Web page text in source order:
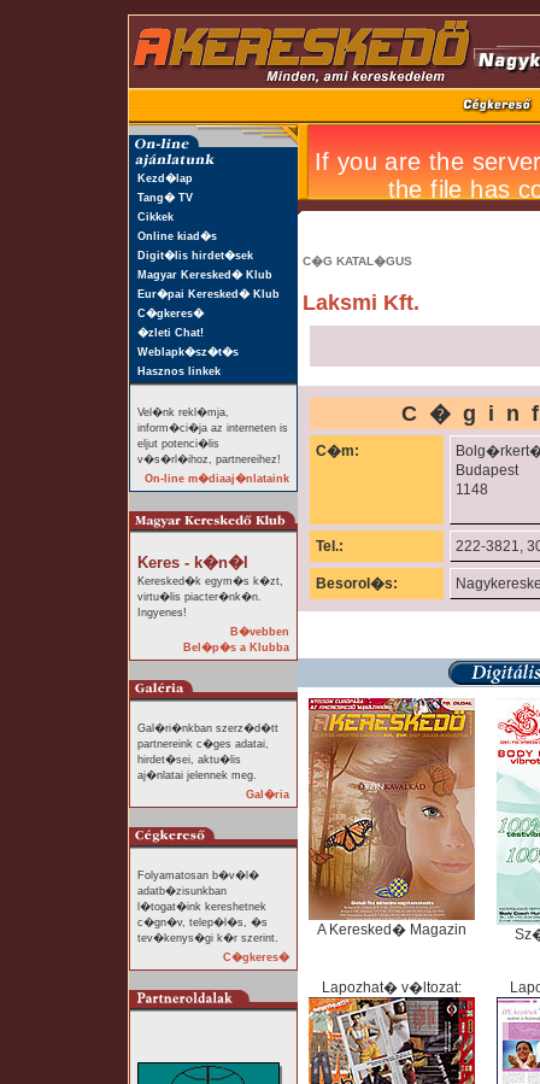
Kezd�lap
Tang� TV
Cikkek
Online kiad�s
Digit�lis hirdet�sek
Magyar Keresked� Klub
Eur�pai Keresked� Klub
C�gkeres�
�zleti Chat!
Weblapk�sz�t�s
Hasznos linkek
Vel�nk rekl�mja,
inform�ci�ja az interneten is
eljut potenci�lis
v�s�rl�ihoz, partnereihez!
On-line m�diaaj�nlataink
Keres - k�n�l
Keresked�k egym�s k�zt,
virtu�lis piacter�nk�n.
Ingyenes!
B�vebben
Bel�p�s a Klubba
Gal�ri�nkban szerz�d�tt
partnereink c�ges adatai,
hirdet�sei, aktu�lis
aj�nlatai jelennek meg.
Gal�ria
Folyamatosan b�v�l�
adatb�zisunkban
l�togat�ink kereshetnek
c�gn�v, telep�l�s, �s
tev�kenys�gi k�r szerint.
C�gkeres�
C�G KATAL�GUS
Laksmi Kft.
C�m:
Budapest
1148
Tel.: 222-3821,
Besorol�s:
A Keresked� Magazin
Lapozhat� v�ltozat: